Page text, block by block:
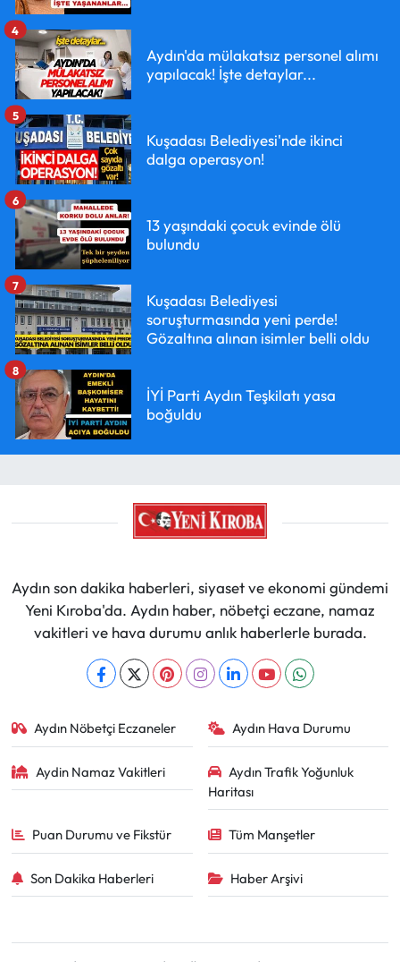
Aydın'da mülakatsız personel alımı
yapılacak! İşte detaylar...
4
Kuşadası Belediyesi'nde ikinci
dalga operasyon!
5
13 yaşındaki çocuk evinde ölü
bulundu
6
Kuşadası Belediyesi
soruşturmasında yeni perde!
Gözaltına alınan isimler belli oldu
7
İYİ Parti Aydın Teşkilatı yasa
boğuldu
8
Aydın son dakika haberleri, siyaset ve ekonomi gündemi
Yeni Kıroba'da. Aydın haber, nöbetçi eczane, namaz
vakitleri ve hava durumu anlık haberlerle burada.
Aydın Nöbetçi Eczaneler Aydın Hava Durumu
Aydin Namaz Vakitleri
Aydın Trafik Yoğunluk
Haritası
Puan Durumu ve Fikstür Tüm Manşetler
Son Dakika Haberleri Haber Arşivi